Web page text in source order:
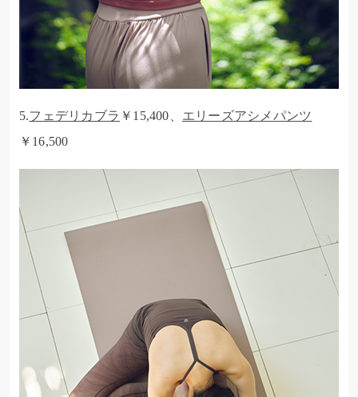
5.フェデリカブラ ￥15,400、 エリーズアシメパンツ
￥16,500